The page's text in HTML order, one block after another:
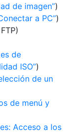
de imagen )
a PC )
de
ISO )
de un
de menú y
Acceso a los